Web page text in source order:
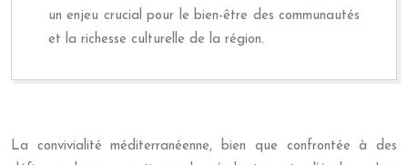
un enjeu crucial pour le bien-être des communautés
et la richesse culturelle de la région.
La convivialité méditerranéenne, bien que confrontée à des